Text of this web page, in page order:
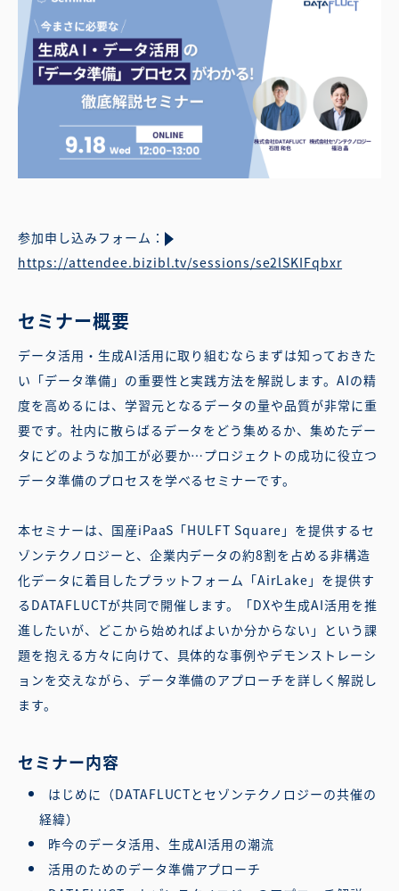
参加申し込みフォーム：
https://attendee.bizibl.tv/sessions/se2lSKIFqbxr
セミナー概要
データ活用・生成AI活用に取り組むならまずは知っておきた
い「データ準備」の重要性と実践方法を解説します。AIの精
度を高めるには、学習元となるデータの量や品質が非常に重
要です。社内に散らばるデータをどう集めるか、集めたデー
タにどのような加工が必要か…プロジェクトの成功に役立つ
データ準備のプロセスを学べるセミナーです。
本セミナーは、国産iPaaS「HULFT Square」を提供するセ
ゾンテクノロジーと、企業内データの約8割を占める非構造
化データに着目したプラットフォーム「AirLake」を提供す
るDATAFLUCTが共同で開催します。「DXや生成AI活用を推
進したいが、どこから始めればよいか分からない」という課
題を抱える方々に向けて、具体的な事例やデモンストレーシ
ョンを交えながら、データ準備のアプローチを詳しく解説し
ます。
セミナー内容
はじめに（DATAFLUCTとセゾンテクノロジーの共催の
経緯）
昨今のデータ活用、生成AI活用の潮流
活用のためのデータ準備アプローチ